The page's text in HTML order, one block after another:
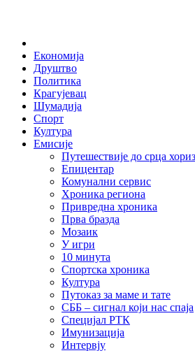
Економија
Друштво
Политика
Крагујевац
Шумадија
Спорт
Култура
Емисије
Путешествије до срца
Епицентар
Комунални сервис
Хроника региона
Привредна хроника
Прва бразда
Мозаик
У игри
10 минута
Спортска хроника
Култура
Путоказ за маме и тате
СББ – сигнал који нас спаја
Специјал РТК
Имунизација
Интервју